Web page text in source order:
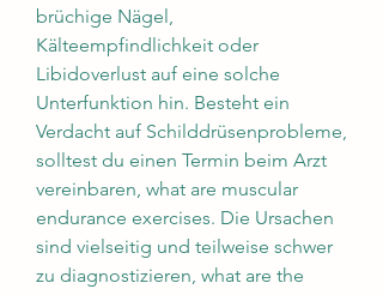
brüchige Nägel,
Kälteempfindlichkeit oder
Libidoverlust auf eine solche
Unterfunktion hin. Besteht ein
Verdacht auf Schilddrüsenprobleme,
solltest du einen Termin beim Arzt
vereinbaren, what are muscular
endurance exercises. Die Ursachen
sind vielseitig und teilweise schwer
zu diagnostizieren, what are the